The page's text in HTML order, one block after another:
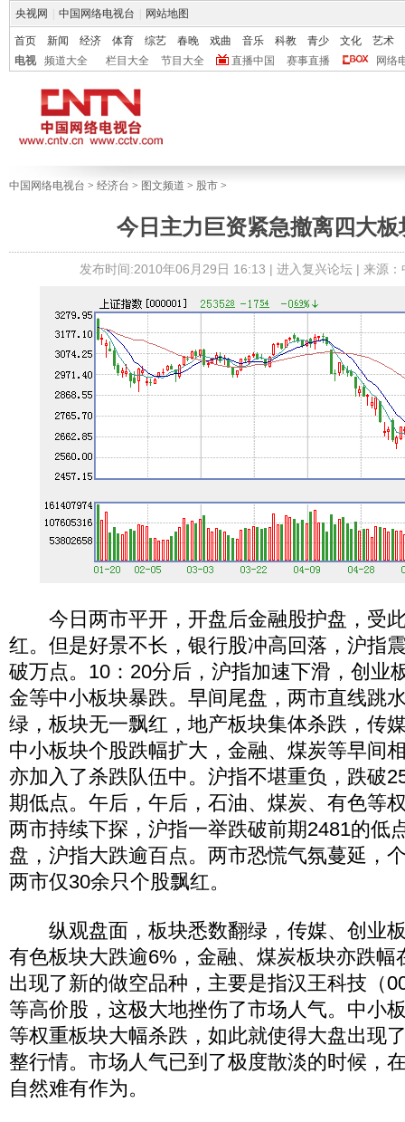
央视网 中国网络电视台 网站地图
首页 新闻 经济 体育 综艺 春晚 戏曲 音乐 科教 青少 文化
艺术
电视
频道大全 栏目大全 节目大全 直播中国 赛事直播 网络
中国网络电视台 > 经济台 > 图文频道 > 股市 >
今日主力巨资紧急撤离四大板
发布时间:2010年06月29日 16:13 | 进入复兴论坛| 来源：
今日两市平开，开盘后金融股护盘，受
红。但是好景不长，银行股冲高回落，沪指
破万点。10：20分后，沪指加速下滑，创业
金等中小板块暴跌。早间尾盘，两市直线跳
绿，板块无一飘红，地产板块集体杀跌，传
中小板块个股跌幅扩大，金融、煤炭等早间
亦加入了杀跌队伍中。沪指不堪重负，跌破
期低点。午后，午后，石油、煤炭、有色等
两市持续下探，沪指一举跌破前期2481的低
盘，沪指大跌逾百点。两市恐慌气氛蔓延，
两市仅30余只个股飘红。
纵观盘面，板块悉数翻绿，传媒、创业
有色板块大跌逾6%，金融、煤炭板块亦跌幅
出现了新的做空品种，主要是指汉王科技（
等高价股，这极大地挫伤了市场人气。中小
等权重板块大幅杀跌，如此就使得大盘出现
整行情。市场人气已到了极度散淡的时候，
自然难有作为。